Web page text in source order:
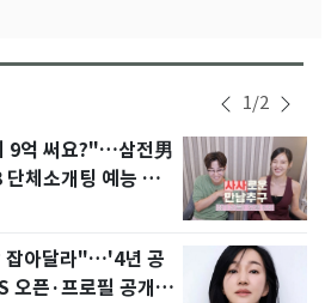
1/2
9억 써요?"…삼전男
체소개팅 예능 화
잡아달라"…'4년 공
오픈·프로필 공개